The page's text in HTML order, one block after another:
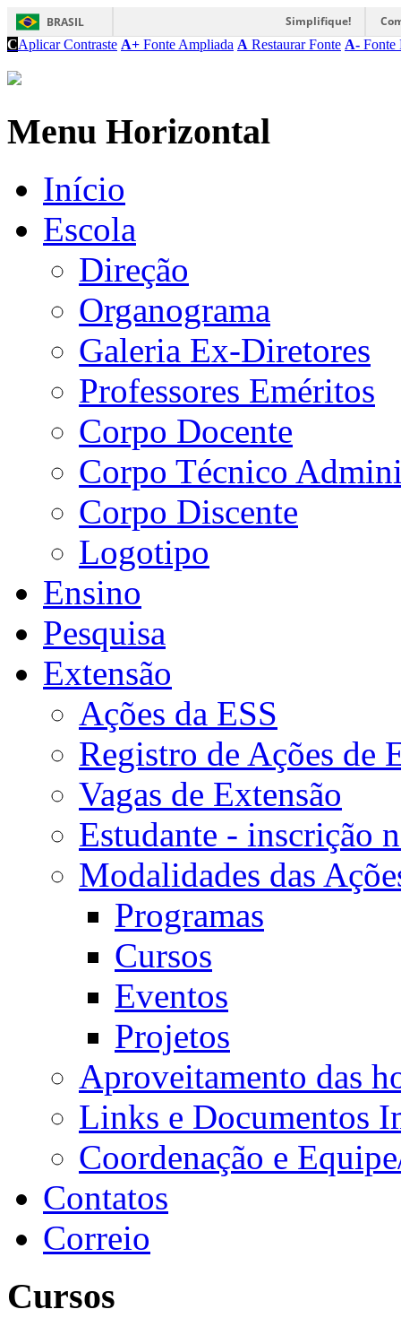
BRASIL Simplifique!
CAplicar Contraste A+ Fonte Ampliada A Restaurar Fonte A- Fonte
Menu Horizontal
Início
Escola
Direção
Organograma
Galeria Ex-Diretores
Professores Eméritos
Corpo Docente
Corpo Técnico
Corpo Discente
Logotipo
Ensino
Pesquisa
Extensão
Ações da ESS
Registro de Ações de
Vagas de Extensão
Estudante - inscrição
Modalidades das
Programas
Cursos
Eventos
Projetos
Aproveitamento das
Links e Documentos
Coordenação e
Contatos
Correio
Cursos